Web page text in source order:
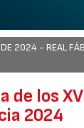
DE 2024 - REAL
de los
2024